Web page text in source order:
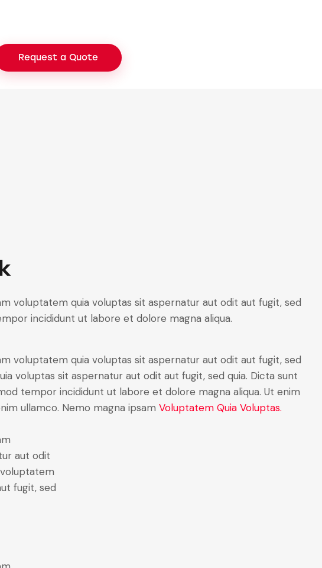
Request a Quote
voluptatem quia voluptas sit aspernatur aut odit aut fugit, sed
incididunt ut labore et dolore magna aliqua.
voluptatem quia voluptas sit aspernatur aut odit aut fugit, sed
voluptas sit aspernatur aut odit aut fugit, sed quia. Dicta sunt
tempor incididunt ut labore et dolore magna aliqua. Ut enim
ullamco. Nemo magna ipsamVoluptatem Quia Voluptas.
aut odit
fugit, sed